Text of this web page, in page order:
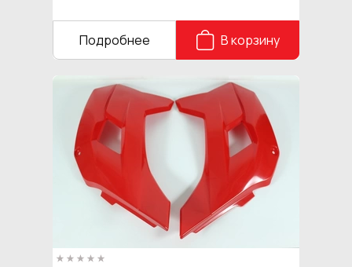
Подробнее В корзину